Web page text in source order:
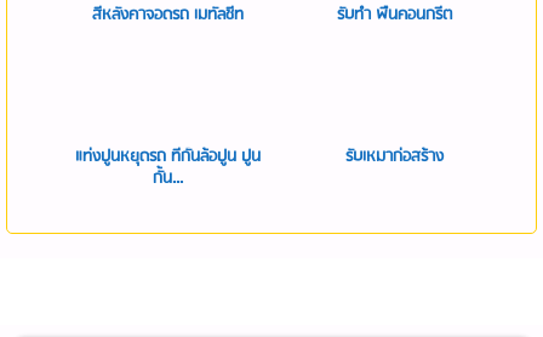
สีหลังคาจอดรถ เมทัลชีท รับทำ พื้นคอนกรีต
แท่งปูนหยุดรถ ที่กั้นล้อปูน ปูน
กั้น...
รับเหมาก่อสร้าง